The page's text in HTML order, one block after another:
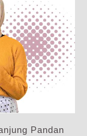
Pandan